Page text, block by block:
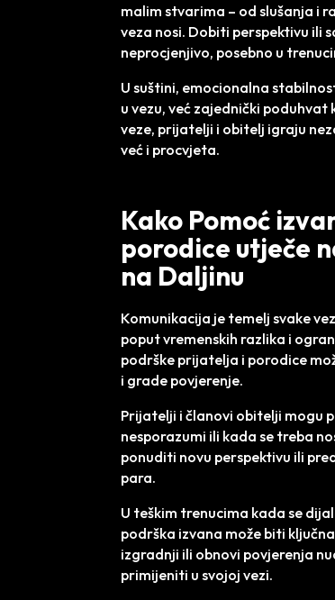
malim stvarima – od slušanja i
veza nosi. Dobiti perspektivu ili
neprocjenjivo, posebno u
U suštini, emocionalna
u vezu, već zajednički
veze, prijatelji i obitelj igraju
već i procvjeta.
Kako Pomoć
porodice utječe
na Daljinu
Komunikacija je temelj svake
poput vremenskih razlika i
podrške prijatelja i porodice
i grade povjerenje.
Prijatelji i članovi obitelji mogu
nesporazumi ili kada se treba
ponuditi novu perspektivu ili
para.
U teškim trenucima kada se
podrška izvana može biti
izgradnji ili obnovi povjerenja
primijeniti u svojoj vezi.